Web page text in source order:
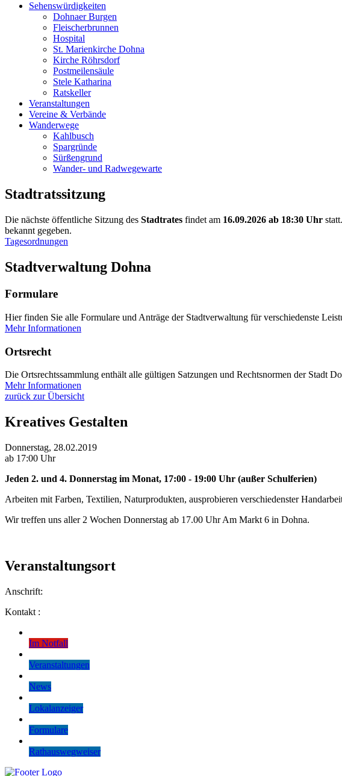
Sehenswürdigkeiten
Dohnaer Burgen
Fleischerbrunnen
Hospital
St. Marienkirche Dohna
Kirche Röhrsdorf
Postmeilensäule
Stele Katharina
Ratskeller
Veranstaltungen
Vereine & Verbände
Wanderwege
Kahlbusch
Spargründe
Sürßengrund
Wander- und Radwegewarte
Stadtratssitzung
Die nächste öffentliche Sitzung des Stadtrates findet am 16.09.2026 ab 18:30 Uhr
bekannt gegeben.
Tagesordnungen
Stadtverwaltung Dohna
Formulare
Hier finden Sie alle Formulare und Anträge der Stadtverwaltung für verschiedenste
Mehr Informationen
Ortsrecht
Die Ortsrechtssammlung enthält alle gültigen Satzungen und Rechtsnormen der Stadt
Mehr Informationen
zurück zur Übersicht
Kreatives Gestalten
Donnerstag, 28.02.2019
ab 17:00 Uhr
Jeden 2. und 4. Donnerstag im Monat, 17:00 - 19:00 Uhr (außer Schulferien)
Arbeiten mit Farben, Textilien, Naturprodukten, ausprobieren verschiedenster
Wir treffen uns aller 2 Wochen Donnerstag ab 17.00 Uhr Am Markt 6 in Dohna.
Veranstaltungsort
Anschrift:
Kontakt :
Im Notfall
Veranstaltungen
News
Lokalanzeiger
Formulare
Rathauswegweiser